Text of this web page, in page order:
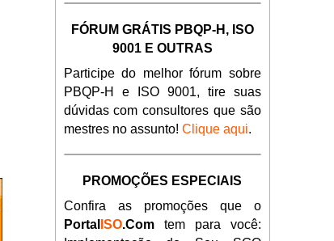
FÓRUM GRÁTIS PBQP-H, ISO
9001 E OUTRAS
Participe do melhor fórum sobre
PBQP-H e ISO 9001, tire suas
dúvidas com consultores que são
mestres no assunto! Clique aqui.
PROMOÇÕES ESPECIAIS
Confira as promoções que o
PortalISO.Comtem para você: